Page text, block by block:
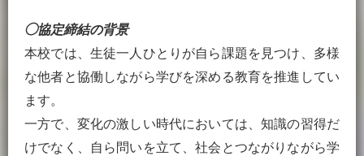
◯協定締結の背景
本校では、生徒一人ひとりが自ら課題を見つけ、多様
な他者と協働しながら学びを深める教育を推進してい
ます。
一方で、変化の激しい時代においては、知識の習得だ
けでなく、自ら問いを立て、社会とつながりながら学